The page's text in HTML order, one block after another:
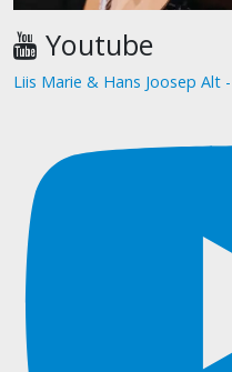
Youtube
Liis Marie & Hans Joosep Alt